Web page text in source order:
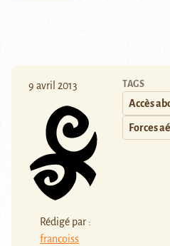
9 avril 2013
Rédigé par :
francoiss
TAGS
Accès
Forces